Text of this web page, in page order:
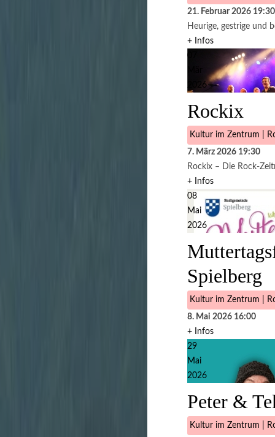
21. Februar 2026 19:30
Heurige, gestrige und
+ Infos
07
2026
Rockix
Kultur im Zentrum |
7. März 2026 19:30
Rockix – Die Rock-
+ Infos
08
Mai
2026
Spielberg
Kultur im Zentrum |
8. Mai 2026 16:00
+ Infos
29
Mai
2026
Peter &
Kultur im Zentrum |